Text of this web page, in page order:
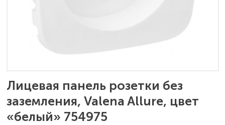
Лицевая панель розетки без
заземления, Valena Allure, цвет
«белый» 754975